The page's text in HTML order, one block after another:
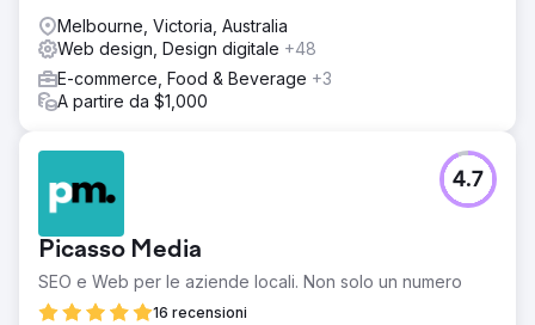
Melbourne, Victoria, Australia
Web design, Design digitale +48
E-commerce, Food & Beverage +3
A partire da $1,000
Picasso Media
SEO e Web per le aziende locali. Non solo un numero
16 recensioni
4.7